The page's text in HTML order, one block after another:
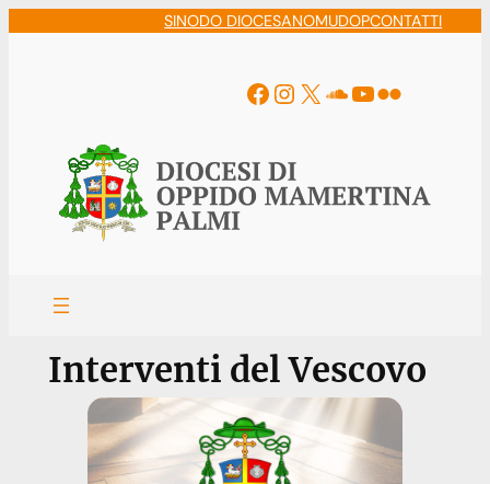
SINODO DIOCESANOMUDOPCONTATTI
Facebook
Instagram
X Soundcloud
YouTube
Flickr
Interventi del Vescovo